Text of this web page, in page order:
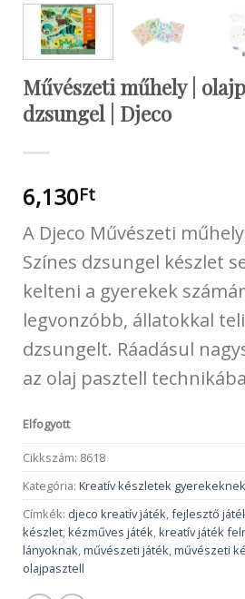
Művészeti műhely |
dzsungel | Djeco
6,130Ft
A Djeco Művészeti
Színes dzsungel készlet
kelteni a gyerekek
legvonzóbb, állatokkal
dzsungelt. Ráadásul
az olaj pasztell
Elfogyott
Cikkszám: 8618
Kategória: Kreatív készletek gyerekeknek
Címkék: djeco kreatív játék,fejlesztő
készlet,kézműves játék,kreatív játék
lányoknak,művészeti játék,művészeti
olajpasztell